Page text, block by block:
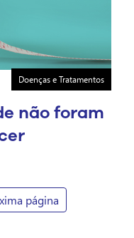
Doenças e Tratamentos
não foram
página